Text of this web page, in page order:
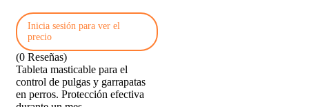
Inicia sesión para ver el
precio
(0 Reseñas)
Tableta masticable para el
control de pulgas y garrapatas
en perros. Protección efectiva